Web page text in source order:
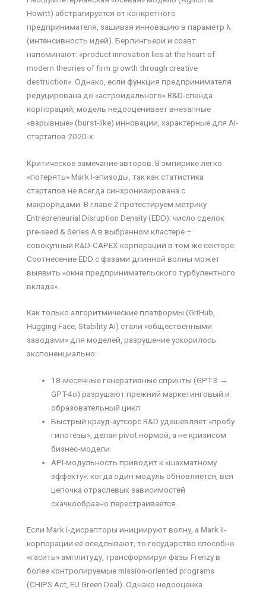
Howitt) абстрагируется от конкретного
предпринимателя, зашивая инновацию в параметр λ
(интенсивность идей). Берлингьери и соавт.
напоминают: «product innovation lies at the heart of
modern theories of firm growth through creative
destruction». Однако, если функция предпринимателя
редуцирована до «астроидального» R&D-спенда
корпораций, модель недооценивает внезапные
«взрывные» (burst-like) инновации, характерные для AI-
стартапов 2020-х.
Критическое замечание авторов. В эмпирике легко
«потерять» Mark I-эпизоды, так как статистика
стартапов не всегда синхронизирована с
макрорядами. В главе 2 протестируем метрику
Entrepreneurial Disruption Density (EDD): число сделок
pre-seed & Series A в выбранном кластере ÷
совокупный R&D-CAPEX корпораций в том же секторе.
Соотнесение EDD с фазами длинной волны может
выявить «окна предпринимательского турбулентного
вклада».
Как только алгоритмические платформы (GitHub,
Hugging Face, Stability AI) стали «общественными
заводами» для моделей, разрушение ускорилось
экспоненциально:
18-месячные генеративные спринты (GPT-3 →
GPT-4o) разрушают прежний маркетинговый и
образовательный цикл.
Быстрый крауд-аутсорс R&D удешевляет «пробу
гипотезы», делая pivot нормой, а не кризисом
бизнес-модели.
API-модульность приводит к «шахматному
эффекту»: когда один модуль обновляется, вся
цепочка отраслевых зависимостей
скачкообразно перестраивается.
Если Mark I-дисрапторы инициируют волну, а Mark II-
корпорации её оседлывают, то государство способно
«гасить» амплитуду, трансформируя фазы Frenzy в
более контролируемые mission-oriented programs
(CHIPS Act, EU Green Deal). Однако недооценка